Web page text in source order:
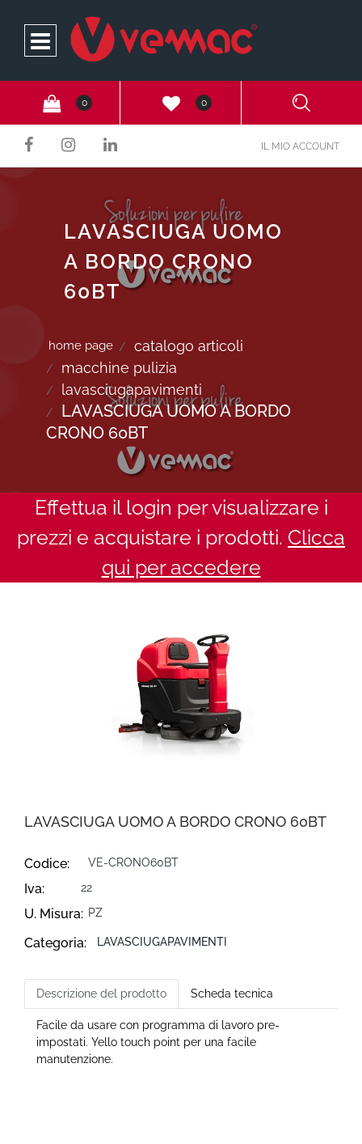
Open
0 0
IL MIO ACCOUNT
LAVASCIUGA UOMO
A BORDO CRONO
60BT
home page
catalogo articoli
macchine pulizia
lavasciugapavimenti
LAVASCIUGA UOMO A BORDO
CRONO 60BT
Effettua il login per visualizzare i
prezzi e acquistare i prodotti. Clicca
qui per accedere
LAVASCIUGA UOMO A BORDO CRONO 60BT
Codice: VE-CRONO60BT
Iva: 22
U. Misura: PZ
Categoria: LAVASCIUGAPAVIMENTI
Descrizione del prodotto Scheda tecnica
Facile da usare con programma di lavoro pre-
impostati. Yello touch point per una facile
manutenzione.